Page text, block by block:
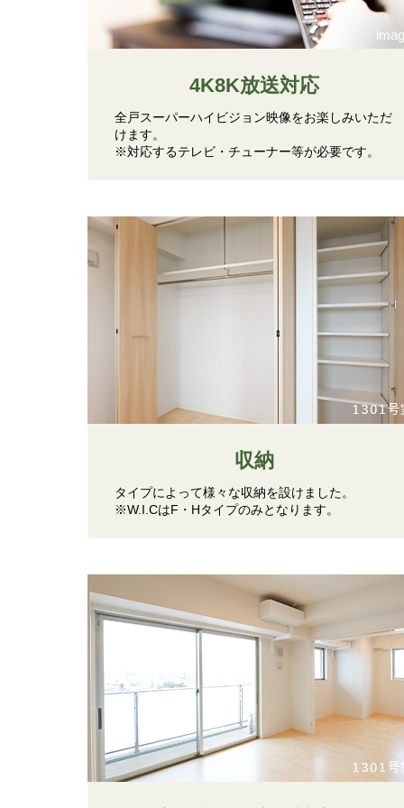
4K8K放送対応
全戸スーパーハイビジョン映像をお楽しみいただ
けます。
※対応するテレビ・チューナー等が必要です。
収納
タイプによって様々な収納を設けました。
※W.I.CはF・Hタイプのみとなります。